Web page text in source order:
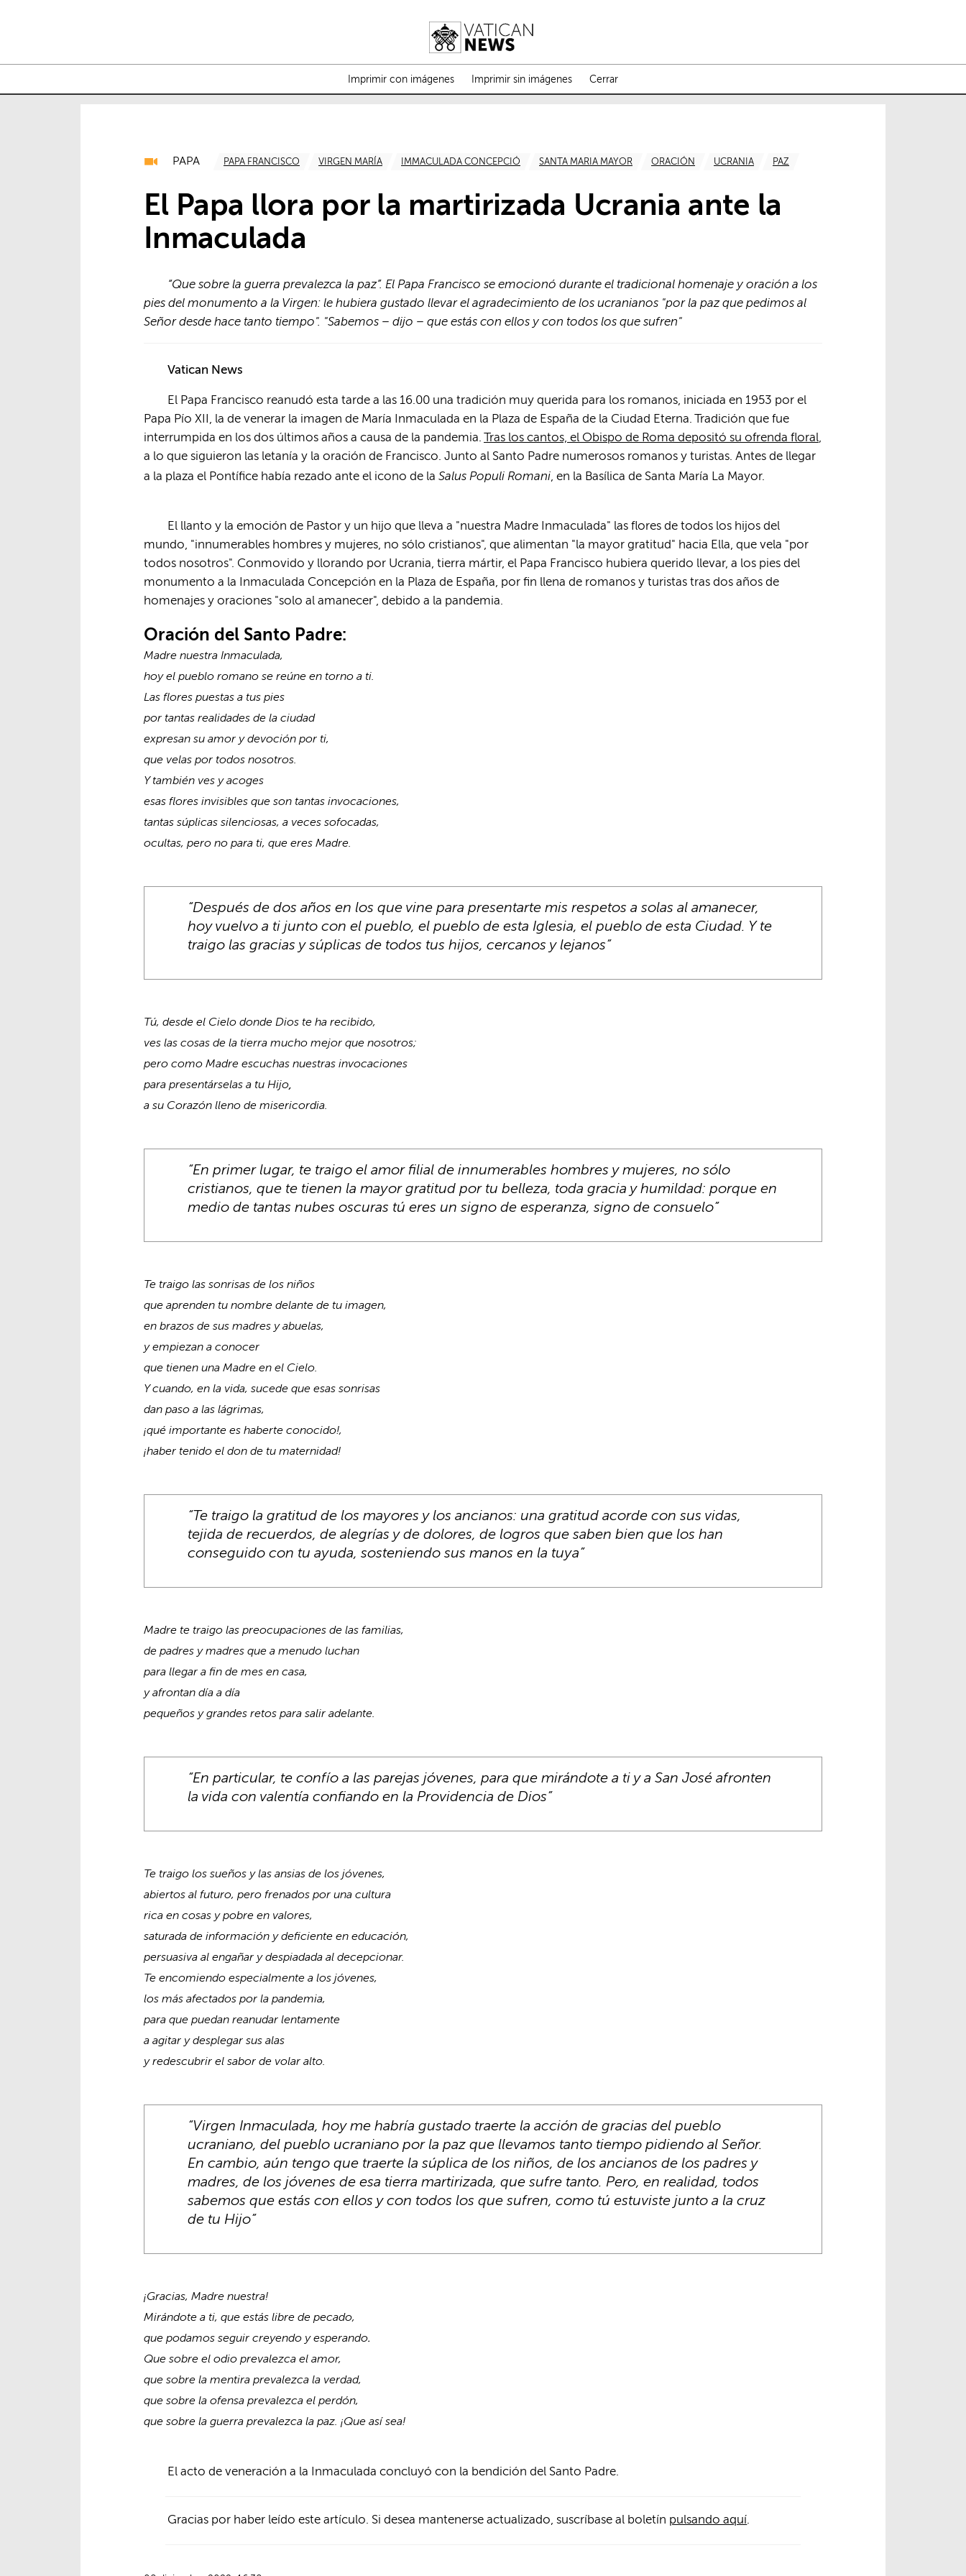
Imprimir con imágenes Imprimir sin imágenes Cerrar
PAPA PAPA FRANCISCO VIRGEN MARÍA IMMACULADA CONCEPCIÓ SANTA MARIA MAYOR ORACIÓN UCRANIA PAZ
El Papa llora por la martirizada Ucrania ante la
Inmaculada
“Que sobre la guerra prevalezca la paz”. El Papa Francisco se emocionó durante el tradicional homenaje y oración a los
pies del monumento a la Virgen: le hubiera gustado llevar el agradecimiento de los ucranianos "por la paz que pedimos al
Señor desde hace tanto tiempo". "Sabemos – dijo – que estás con ellos y con todos los que sufren"
Vatican News
El Papa Francisco reanudó esta tarde a las 16.00 una tradición muy querida para los romanos, iniciada en 1953 por el
Papa Pío XII, la de venerar la imagen de María Inmaculada en la Plaza de España de la Ciudad Eterna. Tradición que fue
interrumpida en los dos últimos años a causa de la pandemia.
Tras los cantos, el Obispo de Roma depositó su ofrenda floral,
a lo que siguieron las letanía y la oración de Francisco. Junto al Santo Padre numerosos romanos y turistas. Antes de llegar
a la plaza el Pontífice había rezado ante el icono de la Salus Populi Romani, en la Basílica de Santa María La Mayor.
El llanto y la emoción de Pastor y un hijo que lleva a "nuestra Madre Inmaculada" las flores de todos los hijos del
mundo, "innumerables hombres y mujeres, no sólo cristianos", que alimentan "la mayor gratitud" hacia Ella, que vela "por
todos nosotros". Conmovido y llorando por Ucrania, tierra mártir, el Papa Francisco hubiera querido llevar, a los pies del
monumento a la Inmaculada Concepción en la Plaza de España, por fin llena de romanos y turistas tras dos años de
homenajes y oraciones "solo al amanecer", debido a la pandemia.
Oración del Santo Padre:
Madre nuestra Inmaculada,
hoy el pueblo romano se reúne en torno a ti.
Las flores puestas a tus pies
por tantas realidades de la ciudad
expresan su amor y devoción por ti,
que velas por todos nosotros.
Y también ves y acoges
esas flores invisibles que son tantas invocaciones,
tantas súplicas silenciosas, a veces sofocadas,
ocultas, pero no para ti, que eres Madre.
“Después de dos años en los que vine para presentarte mis respetos a solas al amanecer,
hoy vuelvo a ti junto con el pueblo, el pueblo de esta Iglesia, el pueblo de esta Ciudad. Y te
traigo las gracias y súplicas de todos tus hijos, cercanos y lejanos”
Tú, desde el Cielo donde Dios te ha recibido,
ves las cosas de la tierra mucho mejor que nosotros;
pero como Madre escuchas nuestras invocaciones
para presentárselas a tu Hijo,
a su Corazón lleno de misericordia.
“En primer lugar, te traigo el amor filial de innumerables hombres y mujeres, no sólo
cristianos, que te tienen la mayor gratitud por tu belleza, toda gracia y humildad: porque en
medio de tantas nubes oscuras tú eres un signo de esperanza, signo de consuelo”
Te traigo las sonrisas de los niños
que aprenden tu nombre delante de tu imagen,
en brazos de sus madres y abuelas,
y empiezan a conocer
que tienen una Madre en el Cielo.
Y cuando, en la vida, sucede que esas sonrisas
dan paso a las lágrimas,
¡qué importante es haberte conocido!,
¡haber tenido el don de tu maternidad!
“Te traigo la gratitud de los mayores y los ancianos: una gratitud acorde con sus vidas,
tejida de recuerdos, de alegrías y de dolores, de logros que saben bien que los han
conseguido con tu ayuda, sosteniendo sus manos en la tuya”
Madre te traigo las preocupaciones de las familias,
de padres y madres que a menudo luchan
para llegar a fin de mes en casa,
y afrontan día a día
pequeños y grandes retos para salir adelante.
“En particular, te confío a las parejas jóvenes, para que mirándote a ti y a San José afronten
la vida con valentía confiando en la Providencia de Dios”
Te traigo los sueños y las ansias de los jóvenes,
abiertos al futuro, pero frenados por una cultura
rica en cosas y pobre en valores,
saturada de información y deficiente en educación,
persuasiva al engañar y despiadada al decepcionar.
Te encomiendo especialmente a los jóvenes,
los más afectados por la pandemia,
para que puedan reanudar lentamente
a agitar y desplegar sus alas
y redescubrir el sabor de volar alto.
“Virgen Inmaculada, hoy me habría gustado traerte la acción de gracias del pueblo
ucraniano, del pueblo ucraniano por la paz que llevamos tanto tiempo pidiendo al Señor.
En cambio, aún tengo que traerte la súplica de los niños, de los ancianos de los padres y
madres, de los jóvenes de esa tierra martirizada, que sufre tanto. Pero, en realidad, todos
sabemos que estás con ellos y con todos los que sufren, como tú estuviste junto a la cruz
de tu Hijo”
¡Gracias, Madre nuestra!
Mirándote a ti, que estás libre de pecado,
que podamos seguir creyendo y esperando.
Que sobre el odio prevalezca el amor,
que sobre la mentira prevalezca la verdad,
que sobre la ofensa prevalezca el perdón,
que sobre la guerra prevalezca la paz. ¡Que así sea!
El acto de veneración a la Inmaculada concluyó con la bendición del Santo Padre.
Gracias por haber leído este artículo. Si desea mantenerse actualizado, suscríbase al boletín pulsando aquí.